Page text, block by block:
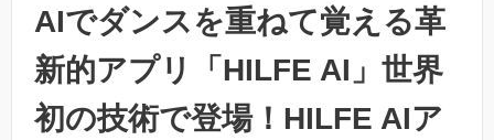
AIでダンスを重ねて覚える革
新的アプリ「HILFE AI」世界
初の技術で登場！HILFE AIア